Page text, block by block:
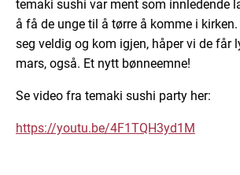
temaki sushi var ment som innledende
å få de unge til å tørre å komme i
seg veldig og kom igjen, håper vi de får
mars, også. Et nytt bønneemne!
Se video fra temaki sushi party her:
https://youtu.be/4F1TQH3yd1M